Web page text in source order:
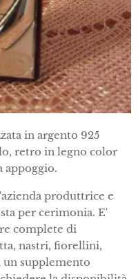
in argento 925
retro in legno color
appoggio.
produttrice e
per cerimonia. E'
complete di
nastri, fiorellini,
supplemento